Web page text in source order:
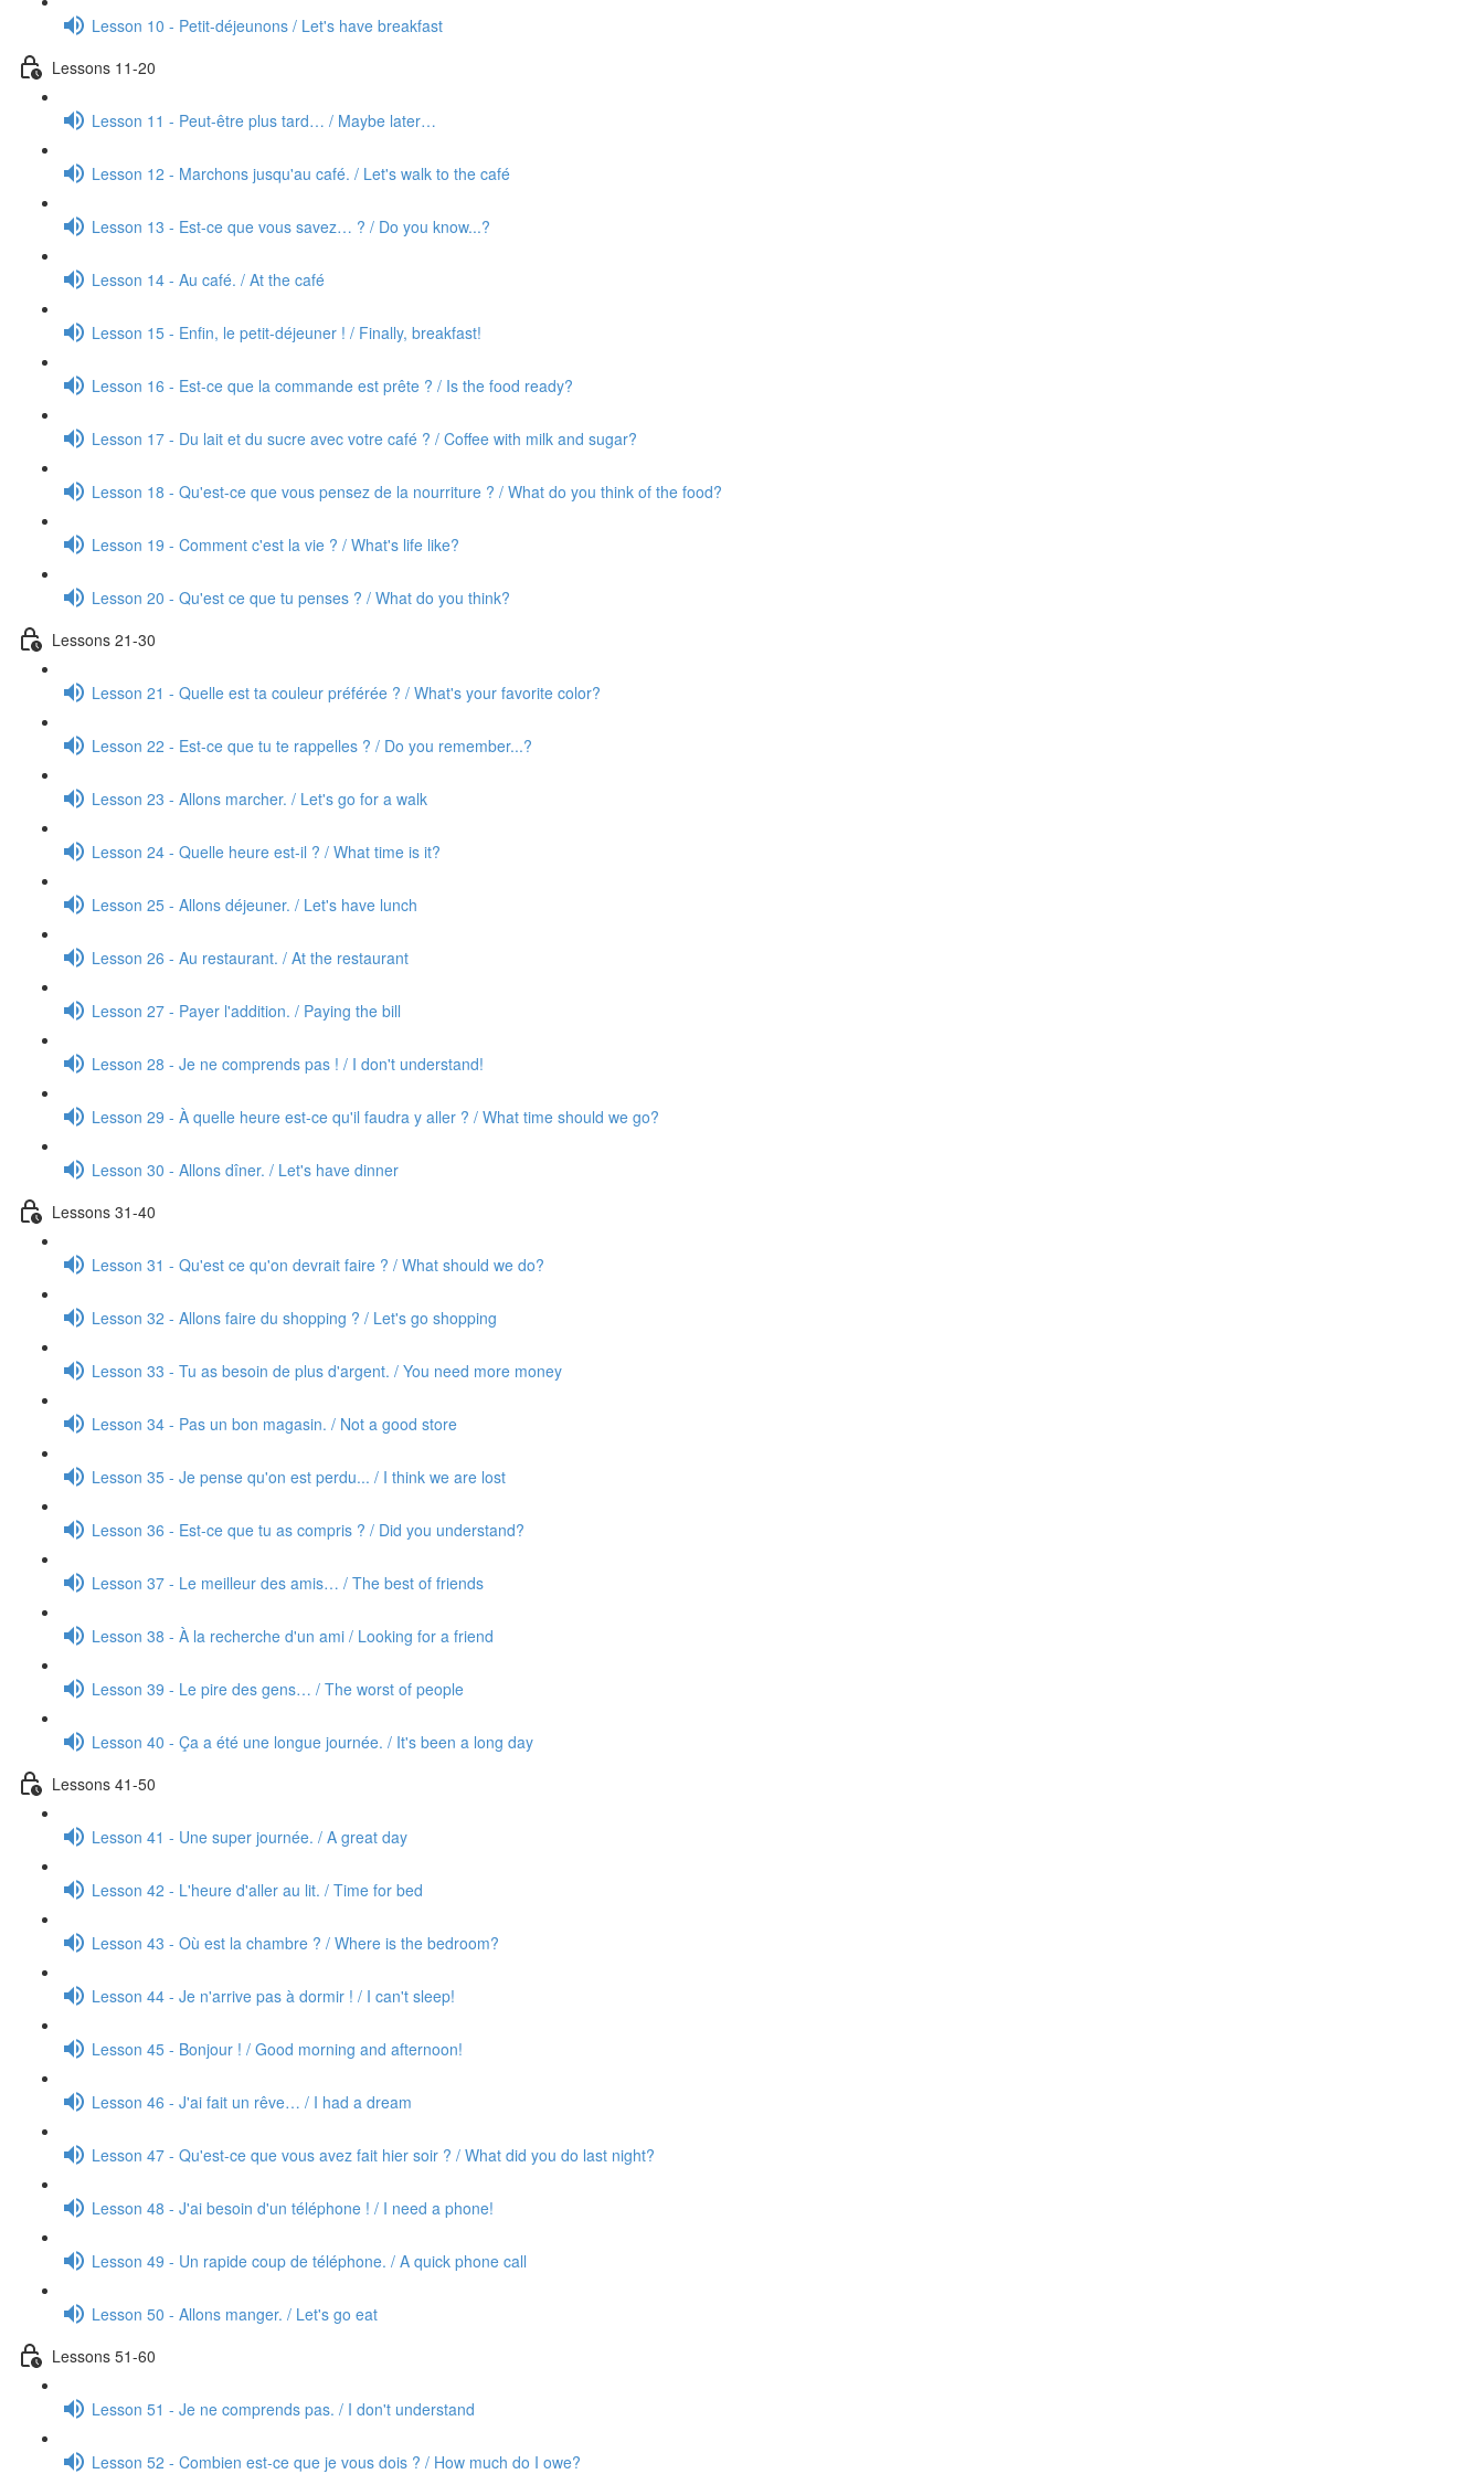
Lesson 10 - Petit-déjeunons / Let's have breakfast
Lessons 11-20
Lesson 11 - Peut-être plus tard… / Maybe later…
Lesson 12 - Marchons jusqu'au café. / Let's walk to the café
Lesson 13 - Est-ce que vous savez… ? / Do you know...?
Lesson 14 - Au café. / At the café
Lesson 15 - Enfin, le petit-déjeuner ! / Finally, breakfast!
Lesson 16 - Est-ce que la commande est prête ? / Is the food ready?
Lesson 17 - Du lait et du sucre avec votre café ? / Coffee with milk and sugar?
Lesson 18 - Qu'est-ce que vous pensez de la nourriture ? / What do you think of the food?
Lesson 19 - Comment c'est la vie ? / What's life like?
Lesson 20 - Qu'est ce que tu penses ? / What do you think?
Lessons 21-30
Lesson 21 - Quelle est ta couleur préférée ? / What's your favorite color?
Lesson 22 - Est-ce que tu te rappelles ? / Do you remember...?
Lesson 23 - Allons marcher. / Let's go for a walk
Lesson 24 - Quelle heure est-il ? / What time is it?
Lesson 25 - Allons déjeuner. / Let's have lunch
Lesson 26 - Au restaurant. / At the restaurant
Lesson 27 - Payer l'addition. / Paying the bill
Lesson 28 - Je ne comprends pas ! / I don't understand!
Lesson 29 - À quelle heure est-ce qu'il faudra y aller ? / What time should we go?
Lesson 30 - Allons dîner. / Let's have dinner
Lessons 31-40
Lesson 31 - Qu'est ce qu'on devrait faire ? / What should we do?
Lesson 32 - Allons faire du shopping ? / Let's go shopping
Lesson 33 - Tu as besoin de plus d'argent. / You need more money
Lesson 34 - Pas un bon magasin. / Not a good store
Lesson 35 - Je pense qu'on est perdu... / I think we are lost
Lesson 36 - Est-ce que tu as compris ? / Did you understand?
Lesson 37 - Le meilleur des amis… / The best of friends
Lesson 38 - À la recherche d'un ami / Looking for a friend
Lesson 39 - Le pire des gens… / The worst of people
Lesson 40 - Ça a été une longue journée. / It's been a long day
Lessons 41-50
Lesson 41 - Une super journée. / A great day
Lesson 42 - L'heure d'aller au lit. / Time for bed
Lesson 43 - Où est la chambre ? / Where is the bedroom?
Lesson 44 - Je n'arrive pas à dormir ! / I can't sleep!
Lesson 45 - Bonjour ! / Good morning and afternoon!
Lesson 46 - J'ai fait un rêve… / I had a dream
Lesson 47 - Qu'est-ce que vous avez fait hier soir ? / What did you do last night?
Lesson 48 - J'ai besoin d'un téléphone ! / I need a phone!
Lesson 49 - Un rapide coup de téléphone. / A quick phone call
Lesson 50 - Allons manger. / Let's go eat
Lessons 51-60
Lesson 51 - Je ne comprends pas. / I don't understand
Lesson 52 - Combien est-ce que je vous dois ? / How much do I owe?